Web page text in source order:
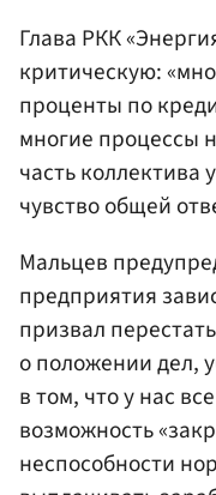
Глава РКК
критическую:
проценты по
многие процессы
часть
чувство общей
Мальцев
предприятия
призвал
о положении дел,
в том, что у нас
возможность
неспособности